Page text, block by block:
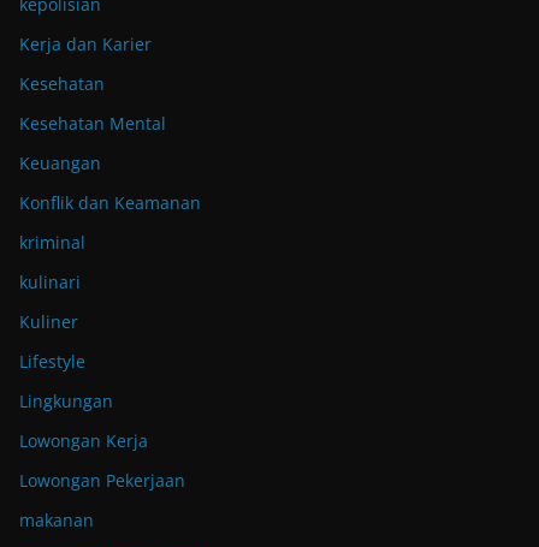
kepolisian
Kerja dan Karier
Kesehatan
Kesehatan Mental
Keuangan
Konflik dan Keamanan
kriminal
kulinari
Kuliner
Lifestyle
Lingkungan
Lowongan Kerja
Lowongan Pekerjaan
makanan